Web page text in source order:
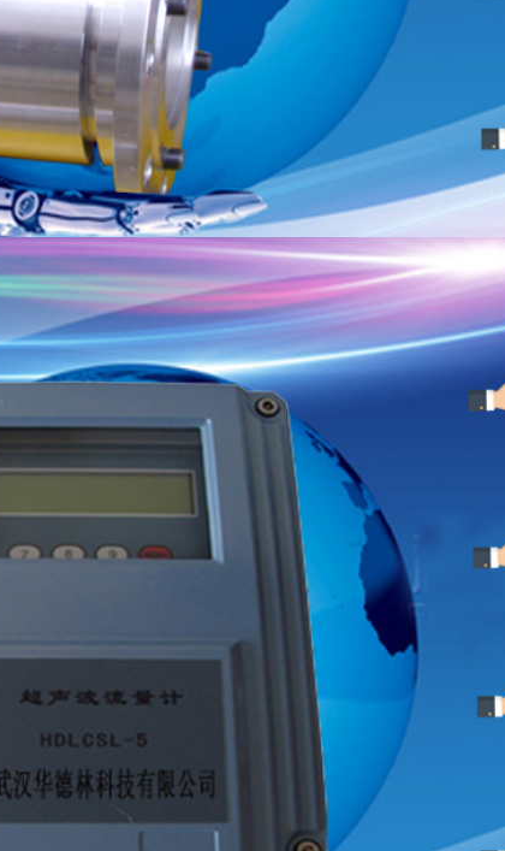
。
档别:PM10和TSP （ PM2.5 可选）
范围：0.001~40.0mg/m³；可定做各种量程；